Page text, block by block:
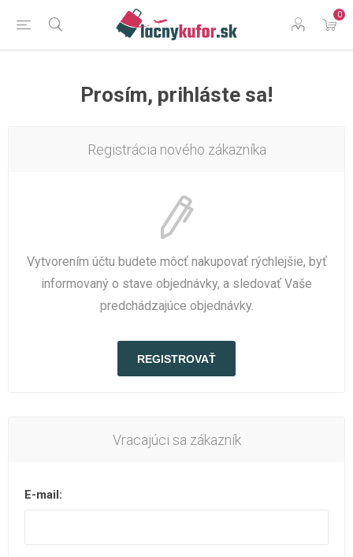
0
Prosím, prihláste sa!
Registrácia nového zákazníka
Vytvorením účtu budete môcť nakupovať rýchlejšie, byť
informovaný o stave objednávky, a sledovať Vaše
predchádzajúce objednávky.
Vracajúci sa zákazník
E-mail: